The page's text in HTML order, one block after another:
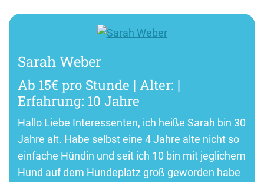
Sarah Weber
Ab 15€ pro Stunde | Alter: |
Erfahrung: 10 Jahre
Hallo Liebe Interessenten, ich heiße Sarah bin 30
Jahre alt. Habe selbst eine 4 Jahre alte nicht so
einfache Hündin und seit ich 10 bin mit jeglichem
Hund auf dem Hundeplatz groß geworden habe